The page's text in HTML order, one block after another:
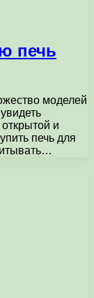
печь
моделей
и
печь для